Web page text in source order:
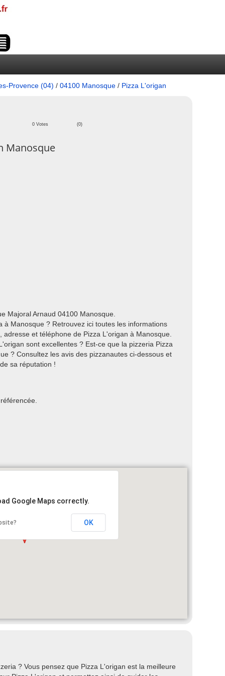
Provence (04) / 04100 Manosque / Pizza L'origan
0 Votes (0)
Manosque
Majoral Arnaud 04100 Manosque.
à Manosque ? Retrouvez ici toutes les informations
et téléphone de Pizza L'origan à Manosque.
sont excellentes ? Est-ce que la pizzeria Pizza
? Consultez les avis des pizzanautes ci-dessous et
sa réputation !
Google Maps correctly.
OK
? Vous pensez que Pizza L'origan est la meilleure